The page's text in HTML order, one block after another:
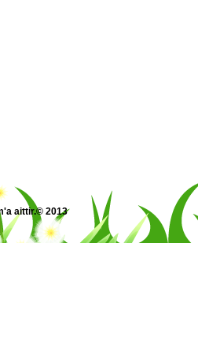
aittir.© 2013